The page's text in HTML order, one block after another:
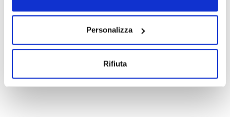
Personalizza
Rifiuta
2004/2008 1.4 benzina
Motore Peugeot 107 1KR coppa
in ferro con valvola EGR dal
2005/2012 1.0 benzina